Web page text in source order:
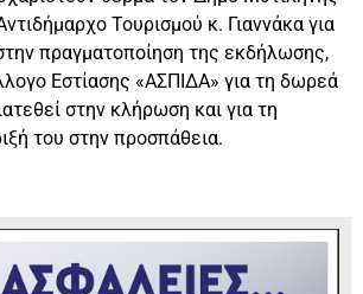
Τουρισμού κ. Γιαννάκα για
πραγματοποίηση της εκδήλωσης,
Εστίασης «ΑΣΠΙΔΑ» για τη δωρεά
στην κλήρωση και για τη
του στην προσπάθεια.